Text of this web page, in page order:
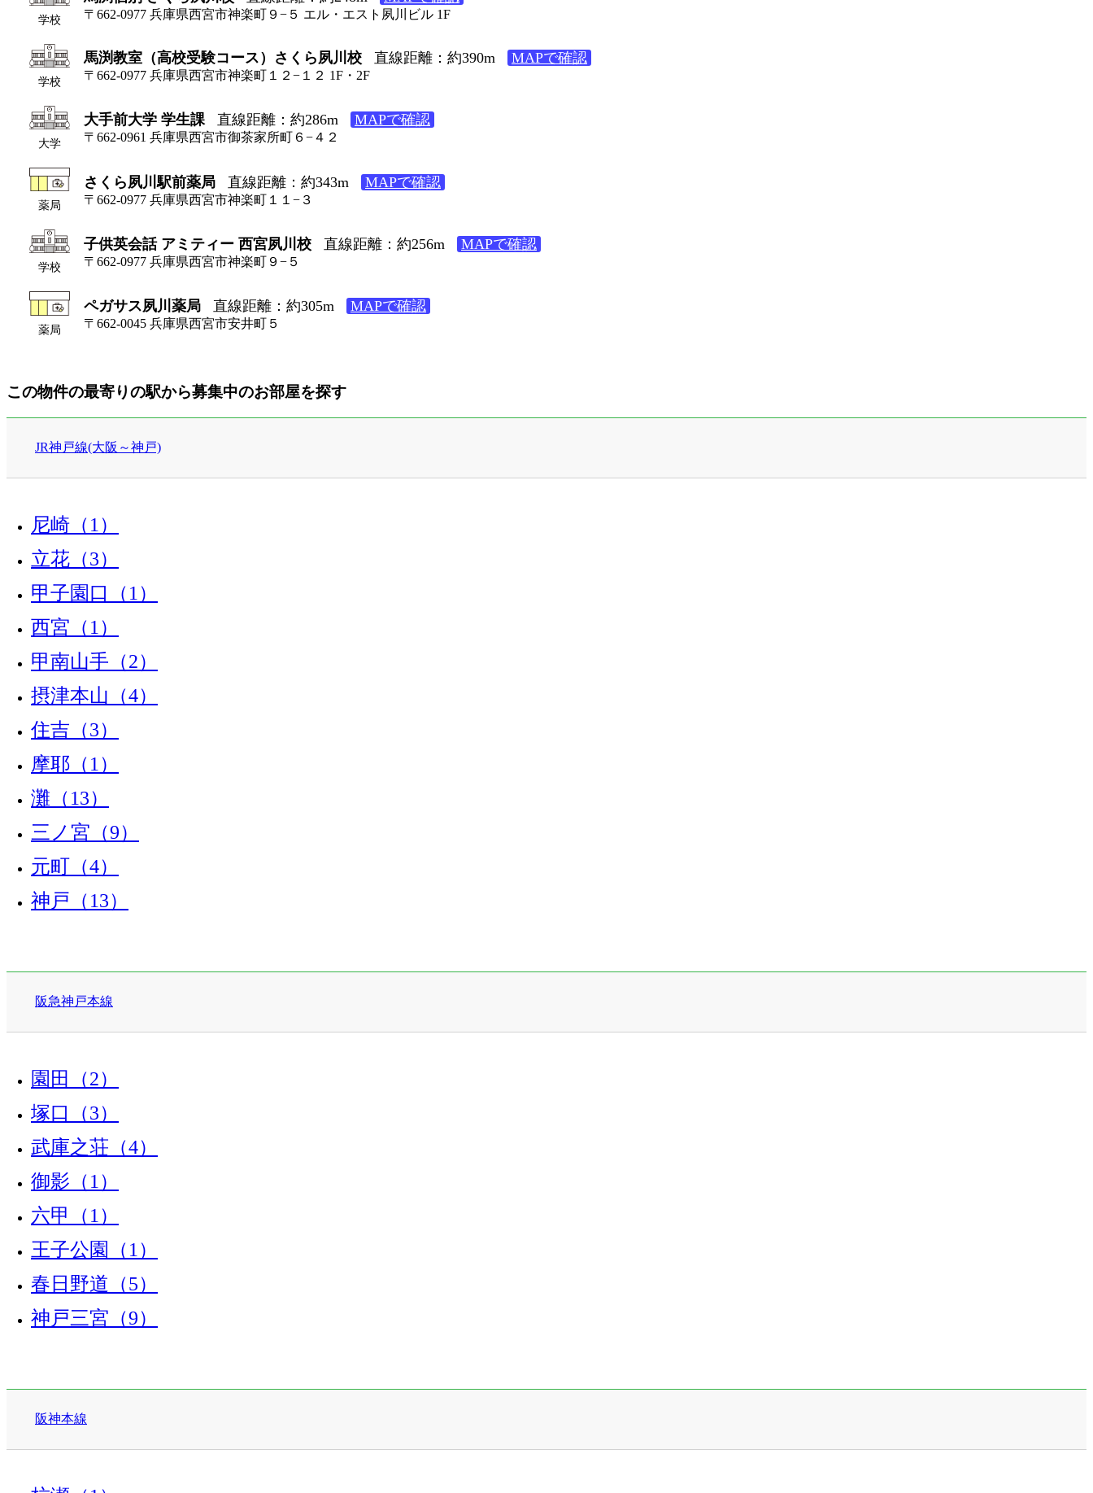
学校 〒662-0977 兵庫県西宮市神楽町９−５ エル・エスト夙川ビル 1F
学校
馬渕教室（高校受験コース）さくら夙川校 直線距離：約390m MAPで確認
〒662-0977 兵庫県西宮市神楽町１２−１２ 1F・2F
大学
大手前大学 学生課 直線距離：約286m MAPで確認
〒662-0961 兵庫県西宮市御茶家所町６−４２
薬局
さくら夙川駅前薬局 直線距離：約343m MAPで確認
〒662-0977 兵庫県西宮市神楽町１１−３
学校
子供英会話 アミティー 西宮夙川校 直線距離：約256m MAPで確認
〒662-0977 兵庫県西宮市神楽町９−５
薬局
ペガサス夙川薬局 直線距離：約305m MAPで確認
〒662-0045 兵庫県西宮市安井町５
この物件の最寄りの駅から募集中のお部屋を探す
JR神戸線(大阪～神戸)
尼崎（1）
立花（3）
甲子園口（1）
西宮（1）
甲南山手（2）
摂津本山（4）
住吉（3）
摩耶（1）
灘（13）
三ノ宮（9）
元町（4）
神戸（13）
阪急神戸本線
園田（2）
塚口（3）
武庫之荘（4）
御影（1）
六甲（1）
王子公園（1）
春日野道（5）
神戸三宮（9）
阪神本線